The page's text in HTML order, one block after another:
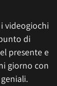
videogiochi
di
presente e
giorno con